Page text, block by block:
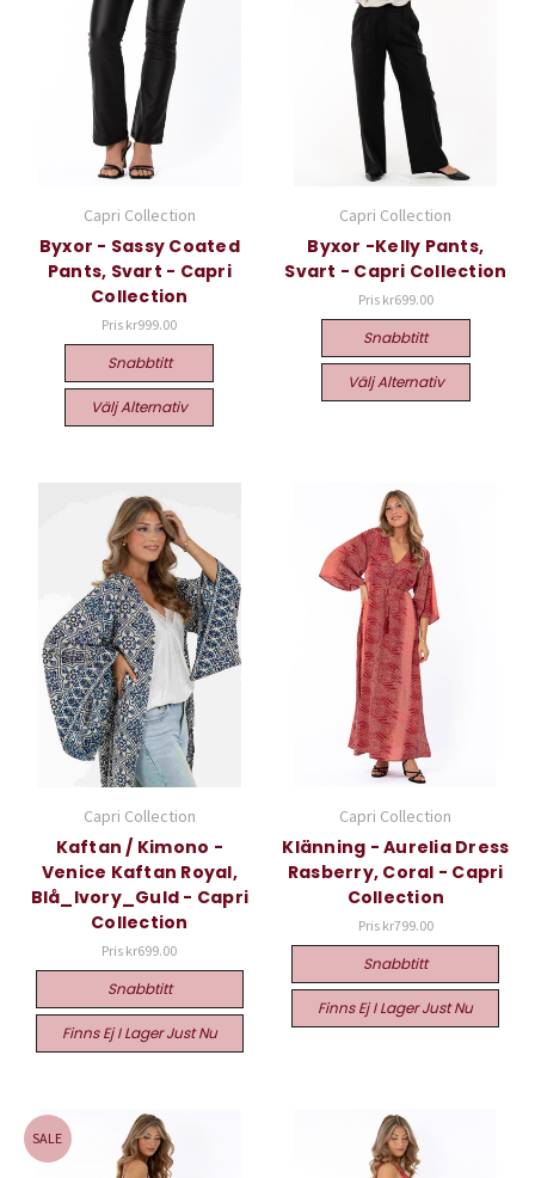
Capri Collection
Byxor - Sassy Coated
Pants, Svart - Capri
Collection
Pris kr999.00
Snabbtitt
Välj Alternativ
Capri Collection
Byxor -Kelly Pants,
Svart - Capri Collection
Pris kr699.00
Snabbtitt
Välj Alternativ
Capri Collection
Kaftan / Kimono -
Venice Kaftan Royal,
Blå_Ivory_Guld - Capri
Collection
Pris kr699.00
Snabbtitt
Finns Ej I Lager Just Nu
Capri Collection
Klänning - Aurelia Dress
Rasberry, Coral - Capri
Collection
Pris kr799.00
Snabbtitt
Finns Ej I Lager Just Nu
SALE